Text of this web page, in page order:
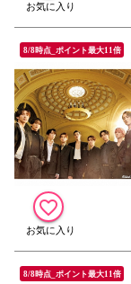
8/8時点_ポイント最大11倍
8/8時点_ポイント最大11倍